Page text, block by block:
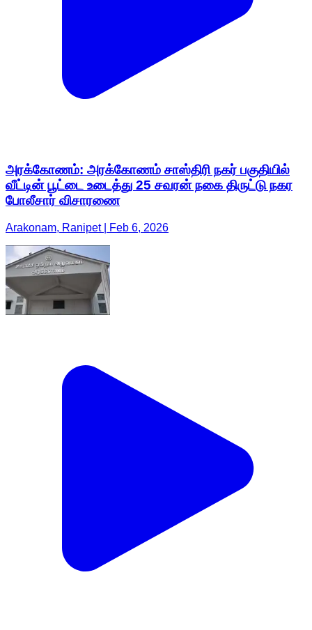
அரக்கோணம்: அரக்கோணம் சாஸ்திரி நகர் பகுதியில்
வீட்டின் பூட்டை உடைத்து 25 சவரன் நகை திருட்டு நகர
போலீசார் விசாரணை
Arakonam, Ranipet | Feb 6, 2026